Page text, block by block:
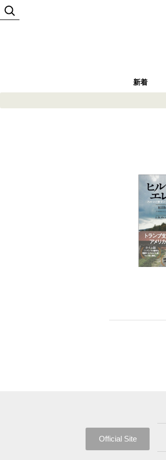
新着
Official Site